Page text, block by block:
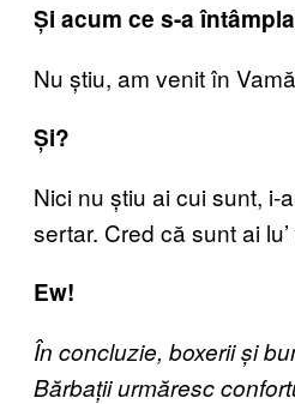
Și acum ce s-a
Nu știu, am venit în
Și?
Nici nu știu ai cui sunt, i-
sertar. Cred că sunt ai
Ew!
În concluzie, boxerii și
Bărbații urmăresc